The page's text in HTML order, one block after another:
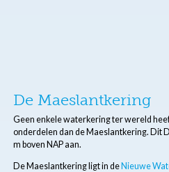
De Maeslantkering
Geen enkele waterkering ter wereld
onderdelen dan de Maeslantkering. Dit
m boven NAP aan.
De Maeslantkering ligt in deNieuwe